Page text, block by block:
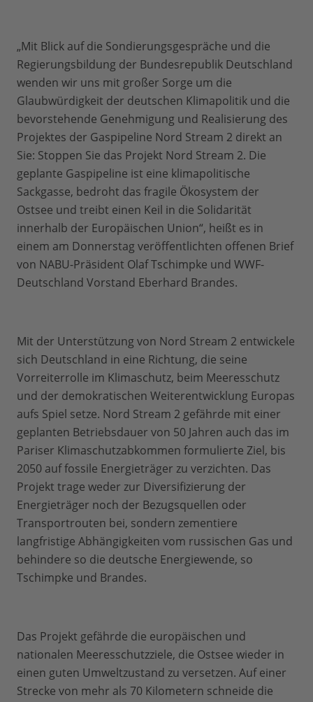
„Mit Blick auf die Sondierungsgespräche und die
Regierungsbildung der Bundesrepublik Deutschland
wenden wir uns mit großer Sorge um die
Glaubwürdigkeit der deutschen Klimapolitik und die
bevorstehende Genehmigung und Realisierung des
Projektes der Gaspipeline Nord Stream 2 direkt an
Sie: Stoppen Sie das Projekt Nord Stream 2. Die
geplante Gaspipeline ist eine klimapolitische
Sackgasse, bedroht das fragile Ökosystem der
Ostsee und treibt einen Keil in die Solidarität
innerhalb der Europäischen Union“, heißt es in
einem am Donnerstag veröffentlichten offenen Brief
von NABU-Präsident Olaf Tschimpke und WWF-
Deutschland Vorstand Eberhard Brandes.
Mit der Unterstützung von Nord Stream 2 entwickele
sich Deutschland in eine Richtung, die seine
Vorreiterrolle im Klimaschutz, beim Meeresschutz
und der demokratischen Weiterentwicklung Europas
aufs Spiel setze. Nord Stream 2 gefährde mit einer
geplanten Betriebsdauer von 50 Jahren auch das im
Pariser Klimaschutzabkommen formulierte Ziel, bis
2050 auf fossile Energieträger zu verzichten. Das
Projekt trage weder zur Diversifizierung der
Energieträger noch der Bezugsquellen oder
Transportrouten bei, sondern zementiere
langfristige Abhängigkeiten vom russischen Gas und
behindere so die deutsche Energiewende, so
Tschimpke und Brandes.
Das Projekt gefährde die europäischen und
nationalen Meeresschutzziele, die Ostsee wieder in
einen guten Umweltzustand zu versetzen. Auf einer
Strecke von mehr als 70 Kilometern schneide die